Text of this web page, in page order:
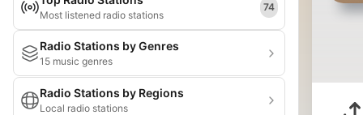
Most listened radio stations
74
Radio Stations by Genres
15 music genres
Radio Stations by Regions
Local radio stations